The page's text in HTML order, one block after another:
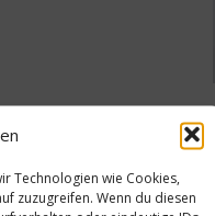
Technologien wie Cookies,
zuzugreifen. Wenn du diesen